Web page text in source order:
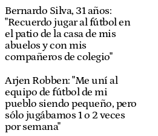
Bernardo Silva, 31 años:
"Recuerdo jugar al fútbol en
el patio de la casa de mis
abuelos y con mis
compañeros de colegio"
Arjen Robben: "Me uní al
equipo de fútbol de mi
pueblo siendo pequeño, pero
sólo jugábamos 1 o 2 veces
por semana"